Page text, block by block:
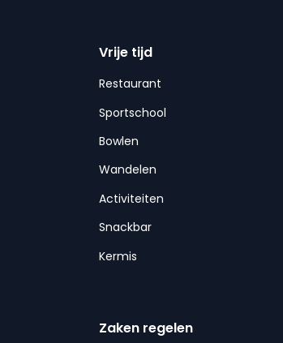
Vrije tijd
Restaurant
Sportschool
Bowlen
Wandelen
Activiteiten
Snackbar
Kermis
Zaken regelen